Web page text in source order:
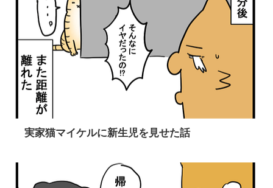
実家猫マイケルに新生児を見せた話